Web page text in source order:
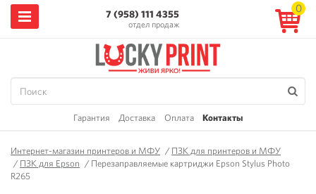
7 (958) 111 4355
отдел продаж
0
Гарантия Доставка Оплата Контакты
Интернет-магазин принтеров и МФУ /ПЗК для принтеров и МФУ
/ПЗК для Epson /Перезаправляемые картриджи Epson Stylus Photo
R265